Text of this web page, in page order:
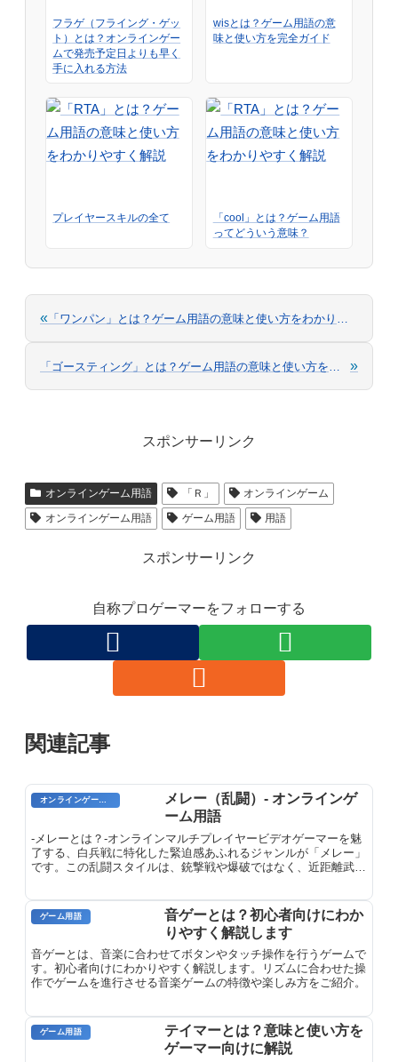
フラゲ（フライング・ゲッ
ト）とは？オンラインゲー
ムで発売予定日よりも早く
手に入れる方法
wisとは？ゲーム用語の意
味と使い方を完全ガイド
プレイヤースキルの全て
「cool」とは？ゲーム用語
ってどういう意味？
«
»
スポンサーリンク
オンラインゲーム用語 「Ｒ」
オンラインゲーム
オンラインゲーム用語
ゲーム用語 用語
スポンサーリンク
自称プロゲーマーをフォローする
関連記事
オンラインゲーム用語
メレー（乱闘）- オンラインゲ
ーム用語
-メレーとは？-オンラインマルチプレイヤービデオゲーマーを魅
了する、白兵戦に特化した緊迫感あふれるジャンルが「メレー」
です。この乱闘スタイルは、銃撃戦や爆破ではなく、近距離武器
ゲーム用語
音ゲーとは？初心者向けにわか
りやすく解説します
音ゲーとは、音楽に合わせてボタンやタッチ操作を行うゲームで
す。初心者向けにわかりやすく解説します。リズムに合わせた操
作でゲームを進行させる音楽ゲームの特徴や楽しみ方をご紹介。
ゲーム用語
テイマーとは？意味と使い方を
ゲーマー向けに解説